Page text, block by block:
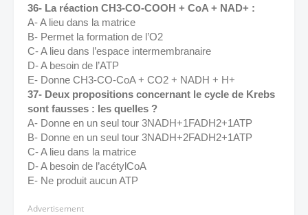
36- La réaction CH3-CO-COOH + CoA + NAD+ :
A- A lieu dans la matrice
B- Permet la formation de l’O2
C- A lieu dans l’espace intermembranaire
D- A besoin de l’ATP
E- Donne CH3-CO-CoA + CO2 + NADH + H+
37- Deux propositions concernant le cycle de Krebs
sont fausses : les quelles ?
A- Donne en un seul tour 3NADH+1FADH2+1ATP
B- Donne en un seul tour 3NADH+2FADH2+1ATP
C- A lieu dans la matrice
D- A besoin de l’acétylCoA
E- Ne produit aucun ATP
Advertisement